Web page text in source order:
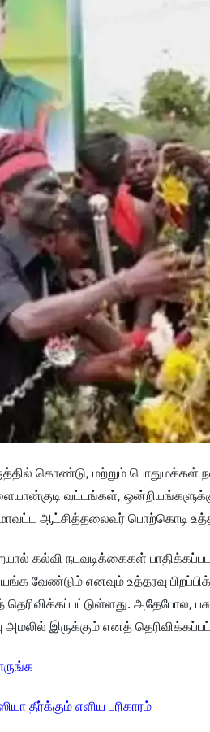
கொண்டு, மற்றும்
வட்டங்கள்,
ஆட்சித்தலைவர் பொற்கொடி
கல்வி நடவடிக்கைகள்
வேண்டும் எனவும் உத்தரவு
அதேபோல,
இருக்கும் எனத்
தீர்க்கும் எளிய பரிகாரம்